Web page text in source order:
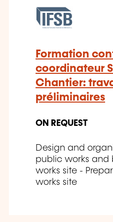
Formation
coordinateur
Chantier:
préliminaires
ON REQUEST
Design and
public works and
works site -
works site